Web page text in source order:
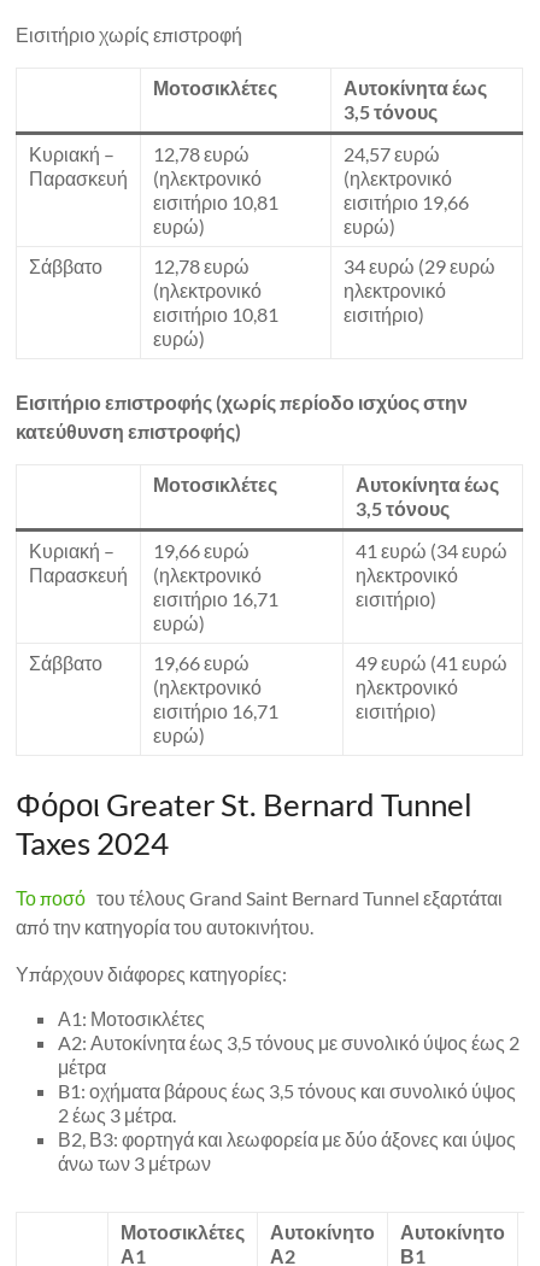
Εισιτήριο χωρίς επιστροφή
Μοτοσικλέτες
Αυτοκίνητα έως
3,5 τόνους
Κυριακή –
Παρασκευή
12,78 ευρώ
(ηλεκτρονικό
εισιτήριο 10,81
ευρώ)
24,57 ευρώ
(ηλεκτρονικό
εισιτήριο 19,66
ευρώ)
Σάββατο
12,78 ευρώ
(ηλεκτρονικό
εισιτήριο 10,81
ευρώ)
34 ευρώ (29 ευρώ
ηλεκτρονικό
εισιτήριο)
Εισιτήριο επιστροφής (χωρίς περίοδο ισχύος στην
κατεύθυνση επιστροφής)
Μοτοσικλέτες
Αυτοκίνητα έως
3,5 τόνους
Κυριακή –
Παρασκευή
19,66 ευρώ
(ηλεκτρονικό
εισιτήριο 16,71
ευρώ)
41 ευρώ (34 ευρώ
ηλεκτρονικό
εισιτήριο)
Σάββατο
19,66 ευρώ
(ηλεκτρονικό
εισιτήριο 16,71
ευρώ)
49 ευρώ (41 ευρώ
ηλεκτρονικό
εισιτήριο)
Φόροι Greater St. Bernard Tunnel
Taxes 2024
Το ποσό του τέλους Grand Saint Bernard Tunnel εξαρτάται
από την κατηγορία του αυτοκινήτου.
Υπάρχουν διάφορες κατηγορίες:
Α1: Μοτοσικλέτες
A2: Αυτοκίνητα έως 3,5 τόνους με συνολικό ύψος έως 2
μέτρα
B1: οχήματα βάρους έως 3,5 τόνους και συνολικό ύψος
2 έως 3 μέτρα.
Β2, Β3: φορτηγά και λεωφορεία με δύο άξονες και ύψος
άνω των 3 μέτρων
Μοτοσικλέτες
Α1
Αυτοκίνητο
Α2
Αυτοκίνητο
Β1